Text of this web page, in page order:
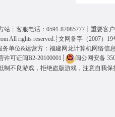
站┊客服电话：0591-87085777┊重要客
All rights reserved.┊ 文网备字（2007）19
务单位&运营方：福建网龙计算机网络信
许可证闽B2-20100001 ┊
闽公网安备
制不良游戏，拒绝盗版游戏，注意自我